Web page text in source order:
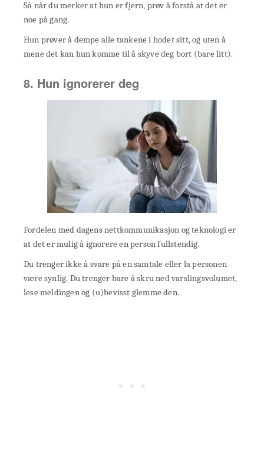
Så når du merker at hun er fjern, prøv å forstå at det er
noe på gang.
Hun prøver å dempe alle tankene i hodet sitt, og uten å
mene det kan hun komme til å skyve deg bort (bare litt).
8. Hun ignorerer deg
Fordelen med dagens nettkommunikasjon og teknologi er
at det er mulig å ignorere en person fullstendig.
Du trenger ikke å svare på en samtale eller la personen
være synlig. Du trenger bare å skru ned varslingsvolumet,
lese meldingen og (u)bevisst glemme den.